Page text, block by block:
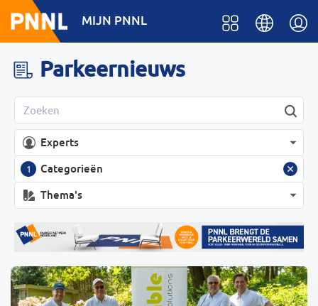
MIJN PNNL
Parkeernieuws
Experts
Categorieën
1
Thema's